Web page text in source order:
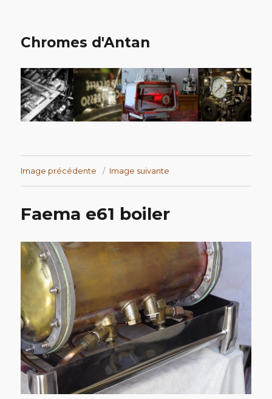
Chromes d'Antan
Image précédente Image suivante
Faema e61 boiler